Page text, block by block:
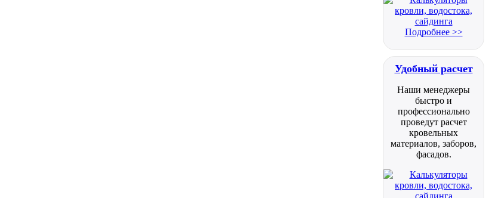
Подробнее >>
Удобный расчет
Наши менеджеры
быстро и
профессионально
проведут расчет
кровельных
материалов, заборов,
фасадов.